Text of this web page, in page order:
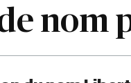
nom